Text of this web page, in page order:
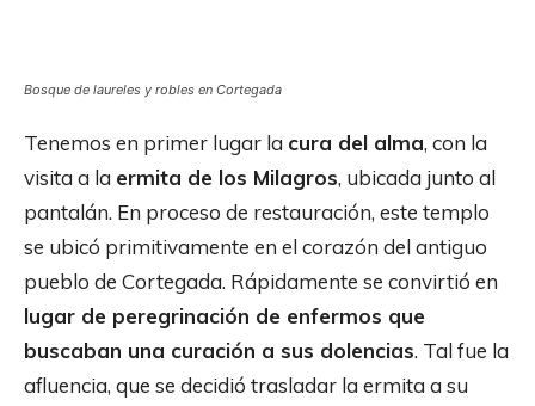
Bosque de laureles y robles en Cortegada
Tenemos en primer lugar la cura del alma, con la
visita a la ermita de los Milagros, ubicada junto al
pantalán. En proceso de restauración, este templo
se ubicó primitivamente en el corazón del antiguo
pueblo de Cortegada. Rápidamente se convirtió en
lugar de peregrinación de enfermos que
buscaban una curación a sus dolencias. Tal fue la
afluencia, que se decidió trasladar la ermita a su